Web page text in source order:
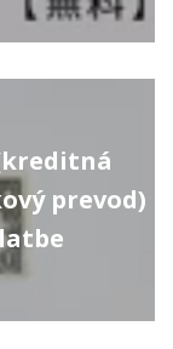
prevod)